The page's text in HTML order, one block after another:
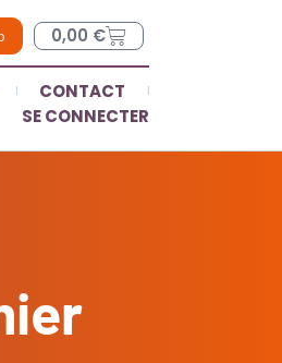
0,00 €
CONTACT
SE CONNECTER